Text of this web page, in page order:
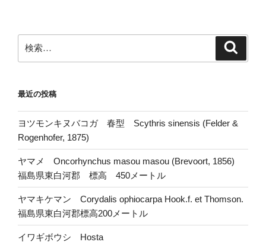
索:
最近の投稿
ヨツモンキヌバコガ 春型 Scythris sinensis (Felder &
Rogenhofer, 1875)
ヤマメ Oncorhynchus masou masou (Brevoort, 1856)
福島県東白河郡 標高 450メートル
ヤマキケマン Corydalis ophiocarpa Hook.f. et Thomson.
福島県東白河郡標高200メートル
イワギボウシ Hosta